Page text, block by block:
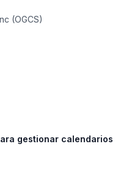
(OGCS)
gestionar calendarios